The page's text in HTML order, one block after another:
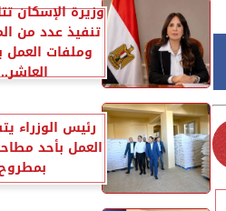
وزيرة الإسكان
تنفيذ عدد من
وملفات العمل
رئيس الوزراء
العمل بأحد